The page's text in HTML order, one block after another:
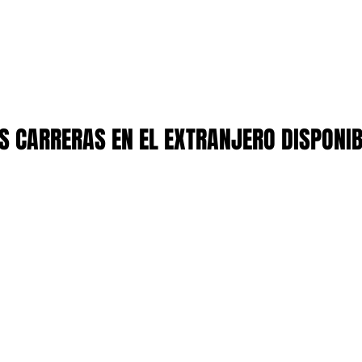
CARRERAS EN EL EXTRANJERO